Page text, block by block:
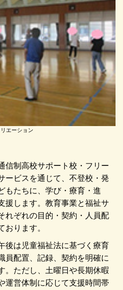
エーション
信制高校サポート校・フリー
ービスを通じて、不登校・発
もたちに、学び・療育・進
援します。教育事業と福祉サ
れぞれの目的・契約・人員配
おります。
後は児童福祉法に基づく療育
員配置、記録、契約を明確に
。ただし、土曜日や長期休暇
運営体制に応じて支援時間帯